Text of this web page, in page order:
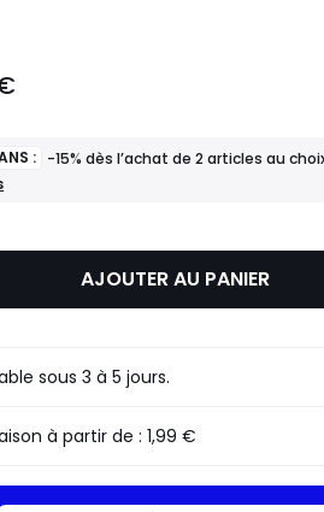
: -15% dès l’achat de 2 articles au
AJOUTER AU PANIER
sous 3 à 5 jours.
à partir de :1,99 €